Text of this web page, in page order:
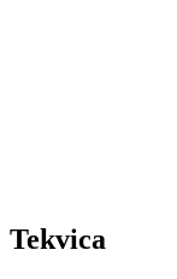
Tekvica